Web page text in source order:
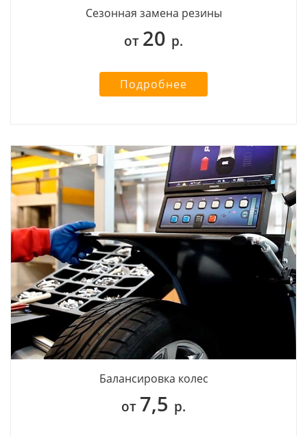
Сезонная замена резины
от 20 р.
Подробнее
Балансировка колес
от 7,5 р.